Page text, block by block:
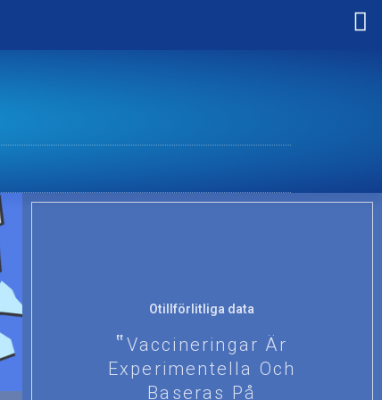
Otillförlitliga data
Vaccineringar Är
Experimentella Och
Baseras På